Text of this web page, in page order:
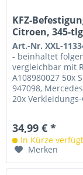
KFZ-
Citroen, 345-
Art.-Nr. XXL-
- beinhaltet
vergleichbar mit
A108980027 50x
947098,
20x
34,99 € *
In Kürze
Merken